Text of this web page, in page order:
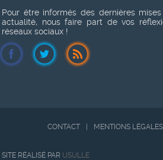
Pour être informés des dernières
actualité, nous faire part de vos
réseaux sociaux !
CONTACT MENTIONS LÉGALES
SITE RÉALISÉ PAR USULLE